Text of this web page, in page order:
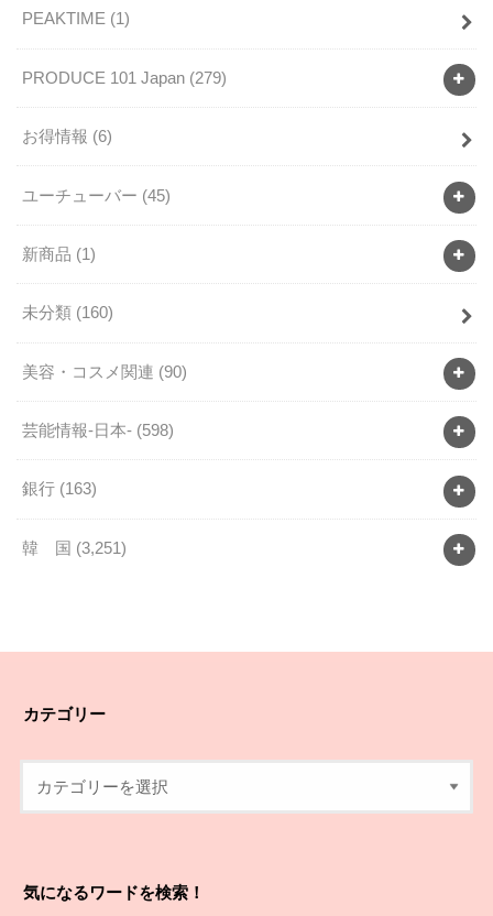
PEAKTIME (1)
PRODUCE 101 Japan (279)
お得情報 (6)
ユーチューバー (45)
新商品 (1)
未分類 (160)
美容・コスメ関連 (90)
芸能情報-日本- (598)
銀行 (163)
韓 国 (3,251)
カテゴリー
気になるワードを検索！